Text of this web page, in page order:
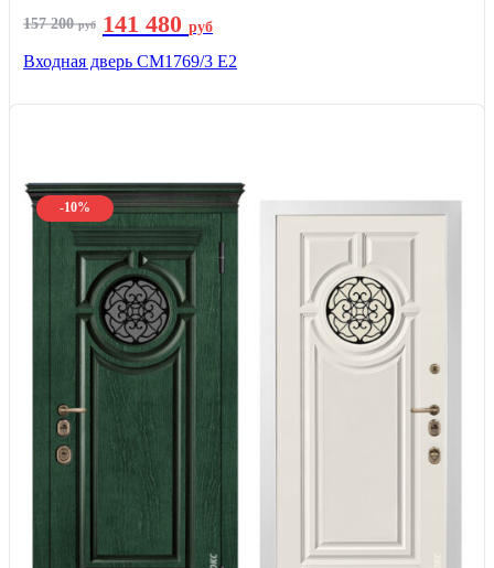
157 200руб 141 480 руб
Входная дверь СМ1769/3 Е2
-10%